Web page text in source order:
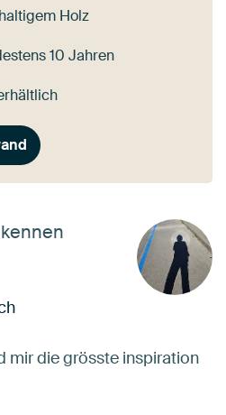
Holz
10 Jahren
mir die grösste inspiration